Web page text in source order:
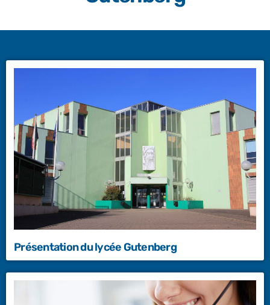
Présentation du lycée Gutenberg